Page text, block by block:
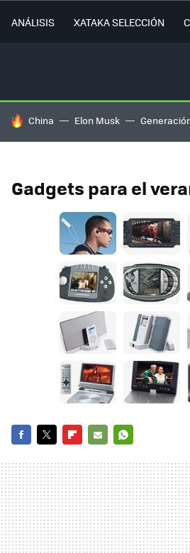
ANÁLISIS XATAKA SELECCIÓN
HOY SE HABLA DE
China Elon Musk
Gadgets para el
MAIL